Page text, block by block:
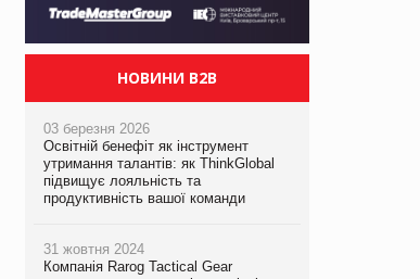
НОВИНИ B2B
03 березня 2026
Освітній бенефіт як інструмент
утримання талантів: як ThinkGlobal
підвищує лояльність та
продуктивність вашої команди
31 жовтня 2024
Компанія Rarog Tactical Gear